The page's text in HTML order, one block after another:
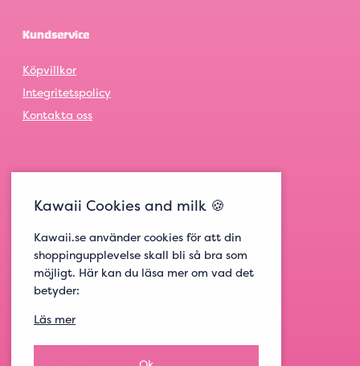
Kundservice
Köpvillkor
Integritetspolicy
Kontakta oss
Göteborg
Stockholm
Malmö
Get social
Kawaii Cookies and milk 🍪
Kawaii.se använder cookies för att din
shoppingupplevelse skall bli så bra som
möjligt. Här kan du läsa mer om vad det
betyder:
Läs mer